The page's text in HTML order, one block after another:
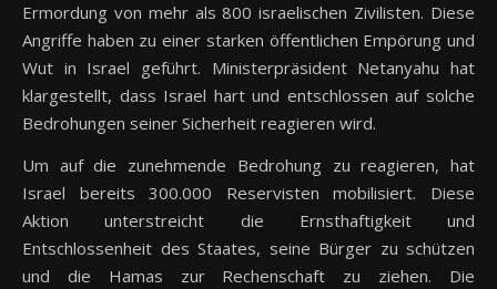
Ermordung von mehr als 800 israelischen Zivilisten. Diese
Angriffe haben zu einer starken öffentlichen Empörung und
Wut in Israel geführt. Ministerpräsident Netanyahu hat
klargestellt, dass Israel hart und entschlossen auf solche
Bedrohungen seiner Sicherheit reagieren wird.
Um auf die zunehmende Bedrohung zu reagieren, hat
Israel bereits 300.000 Reservisten mobilisiert. Diese
Aktion unterstreicht die Ernsthaftigkeit und
Entschlossenheit des Staates, seine Bürger zu schützen
und die Hamas zur Rechenschaft zu ziehen. Die